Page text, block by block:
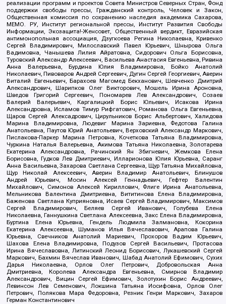
реализации программ и проектов Совета Министров Северных Стран, Фонд
поддержки свободы прессы, Гражданский контроль, Человек и Закон,
Общественная комиссия по сохранению наследия академика Сахарова,
МЕМО. РУ, Институт региональной прессы, Институт Развития Свободы
Информации, Экозащита!-Женсовет, Общественный вердикт, Евразийская
антимонопольная ассоциация, Дзугкоева Регина Николаевна, Кривенко
Сергей Владимирович, Милославский Павел Юрьевич, Шнырова Ольга
Вадимовна, Чанышева Лилия Айратовна, Сидорович Ольга Борисовна,
Туровский Александр Алексеевич, Васильева Анастасия Евгеньевна, Ривина
Анна Валерьевна, Бурдина Юлия Владимировна, Бойко Анатолий
Николаевич, Пивоваров Андрей Сергеевич, Дугин Сергей Георгиевич, Аверин
Виталий Евгеньевич, Барахоев Магомед Бекханович, Шевченко Дмитрий
Александрович, Шарипков Олег Викторович, Мошель Ирина Ароновна,
Шведов Григорий Сергеевич, Пономарев Лев Александрович, Созаев
Валерий Валерьевич, Каргалицкий Борис Юльевич, Исакова Ирина
Александровна, Исламов Тимур Рифгатович, Романова Ольга Евгеньевна,
Щаров Сергей Алексадрович, Цирульников Борис Альбертович, Халидова
Марина Владимировна, Людевиг Марина Зариевна, Федотова Галина
Анатольевна, Паутов Юрий Анатольевич, Верховский Александр Маркович,
Пислакова-Паркер Марина Петровна, Кочеткова Татьяна Владимировна,
Чуркина Наталья Валерьевна, Акимова Татьяна Николаевна, Золотарева
Екатерина Александровна, Рачинский Ян Збигневич, Жемкова Елена
Борисовна, Гудков Лев Дмитриевич, Илларионова Юлия Юрьевна, Саранг
Анна Васильевна, Захарова Светлана Сергеевна, Щур Татьяна Михайловна,
Щур Николай Алексеевич, Аверин Владимир Анатольевич, Блинушов
Андрей Юрьевич, Мосин Алексей Геннадьевич, Гефтер Валентин
Михайлович, Симонов Алексей Кириллович, Флиге Ирина Анатольевна,
Мельникова Валентина Дмитриевна, Вититинова Елена Владимировна,
Баженова Светлана Куприяновна, Исаев Сергей Владимирович, Максимов
Сергей Владимирович, Беляев Сергей Иванович, Голубева Елена
Николаевна, Ганнушкина Светлана Алексеевна, Закс Елена Владимировна,
Буртина Елена Юрьевна, Гендель Людмила Залмановна, Кокорина
Екатерина Алексеевна, Шуманов Илья Вячеславович, Арапова Галина
Юрьевна, Свечников Анатолий Мариевич, Прохоров Вадим Юрьевич,
Шахова Елена Владимировна, Подузов Сергей Васильевич, Протасова
Ирина Вячеславовна, Литинский Леонид Борисович, Лукашевский Сергей
Маркович, Бахмин Вячеслав Иванович, Шабад Анатолий Ефимович, Сухих
Дарья Николаевна, Орлов Олег Петрович, Добровольская Анна
Дмитриевна, Королева Александра Евгеньевна, Смирнов Владимир
Александрович, Вицин Сергей Ефимович, Золотухин Борис Андреевич,
Левинсон Лев Семенович, Локшина Татьяна Иосифовна, Орлов Олег
Петрович, Полякова Мара Федоровна, Резник Генри Маркович, Захаров
Герман Константинович